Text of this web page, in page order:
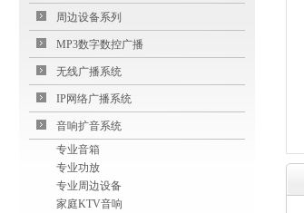
周边设备系列
MP3数字数控广播
无线广播系统
IP网络广播系统
音响扩音系统
专业音箱
专业功放
专业周边设备
家庭KTV音响